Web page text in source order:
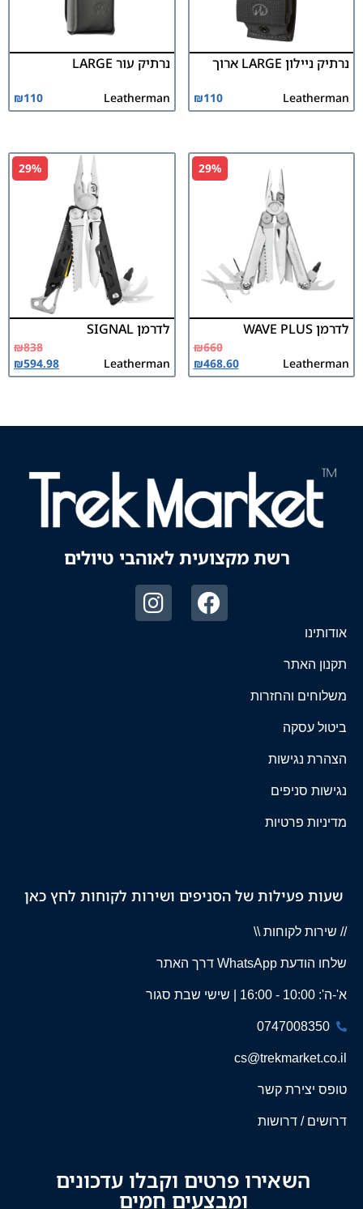
נרתיק ניילון LARGE ארוך
Leatherman
₪110
נרתיק עור LARGE
Leatherman
₪110
29%
לדרמן WAVE PLUS
Leatherman
₪660
₪468.60
29%
לדרמן SIGNAL
Leatherman
₪838
₪594.98
רשת מקצועית לאוהבי טיולים
אודותינו
תקנון האתר
משלוחים והחזרות
ביטול עסקה
הצהרת נגישות
נגישות סניפים
מדיניות פרטיות
שעות פעילות של הסניפים ושירות לקוחות לחץ כאן
// שירות לקוחות \\
שלחו הודעת WhatsApp דרך האתר
א'-ה': 10:00 - 16:00 | שישי שבת סגור
0747008350
cs@trekmarket.co.il
טופס יצירת קשר
דרושים / דרושות
השאירו פרטים וקבלו עדכונים
ומבצעים חמים